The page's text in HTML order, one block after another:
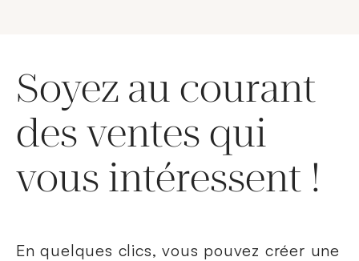
Soyez au courant
des ventes qui
vous intéressent !
En quelques clics, vous pouvez créer une